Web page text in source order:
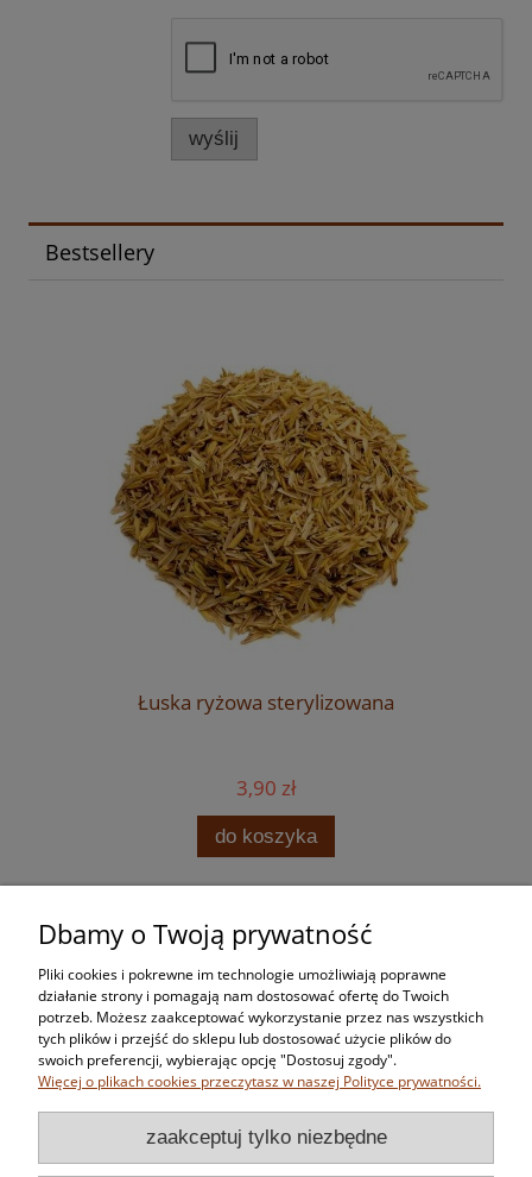
wyślij
Bestsellery
Łuska ryżowa sterylizowana
3,90 zł
do koszyka
Zakupy
Pomoc
Moje konto
Informacje
Dbamy o Twoją prywatność
Pliki cookies i pokrewne im technologie umożliwiają poprawne
działanie strony i pomagają nam dostosować ofertę do Twoich
potrzeb. Możesz zaakceptować wykorzystanie przez nas wszystkich
tych plików i przejść do sklepu lub dostosować użycie plików do
swoich preferencji, wybierając opcję "Dostosuj zgody".
Więcej o plikach cookies przeczytasz w naszej Polityce prywatności.
zaakceptuj tylko niezbędne